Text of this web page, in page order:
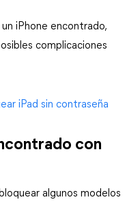
iPhone encontrado,
complicaciones
iPad sin contraseña
con
algunos modelos